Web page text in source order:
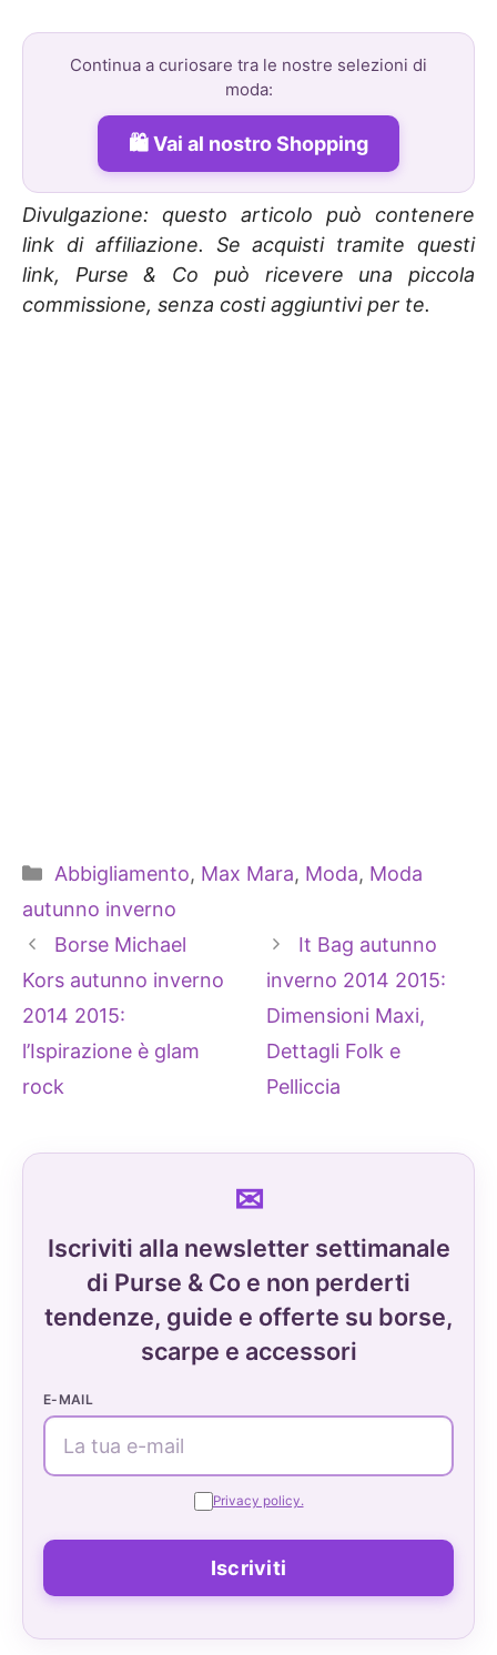
Continua a curiosare tra le nostre selezioni di
moda:
Vai al nostro Shopping
Divulgazione: questo articolo può contenere
link di affiliazione. Se acquisti tramite questi
link, Purse & Co può ricevere una piccola
commissione, senza costi aggiuntivi per te.
Categorie
Abbigliamento, Max Mara, Moda, Moda
autunno inverno
Borse Michael
Kors autunno inverno
2014 2015:
l’Ispirazione è glam
rock
It Bag autunno
inverno 2014 2015:
Dimensioni Maxi,
Dettagli Folk e
Pelliccia
Iscriviti alla newsletter settimanale
di Purse & Co e non perderti
tendenze, guide e offerte su borse,
scarpe e accessori
E-MAIL
Privacy policy.